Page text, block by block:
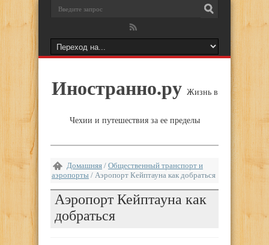
Иностранно.ру Жизнь в
Чехии и путешествия за ее пределы
Домашняя / Общественный транспорт и
аэропорты / Аэропорт Кейптауна как добраться
Аэропорт Кейптауна как
добраться